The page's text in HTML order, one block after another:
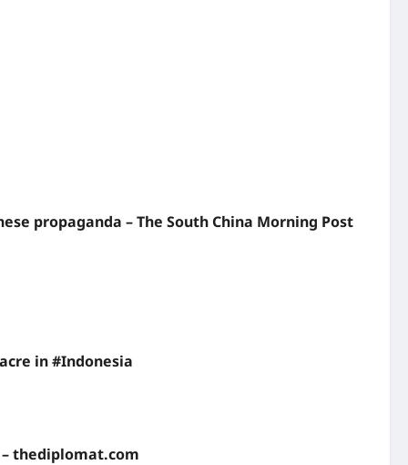
propaganda – The South China Morning Post
in #Indonesia
thediplomat.com